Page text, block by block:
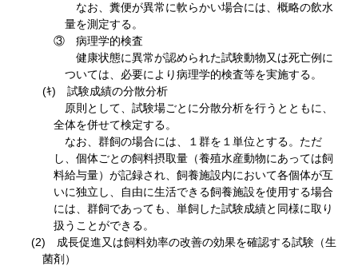
なお、糞便が異常に軟らかい場合には、概略の飲水
量を測定する。
③ 病理学的検査
健康状態に異常が認められた試験動物又は死亡例に
ついては、必要により病理学的検査等を実施する。
(ｷ) 試験成績の分散分析
原則として、試験場ごとに分散分析を行うとともに、
全体を併せて検定する。
なお、群飼の場合には、１群を１単位とする。ただ
し、個体ごとの飼料摂取量（養殖水産動物にあっては飼
料給与量）が記録され、飼養施設内において各個体が互
いに独立し、自由に生活できる飼養施設を使用する場合
には、群飼であっても、単飼した試験成績と同様に取り
扱うことができる。
(2) 成長促進又は飼料効率の改善の効果を確認する試験（生
菌剤）